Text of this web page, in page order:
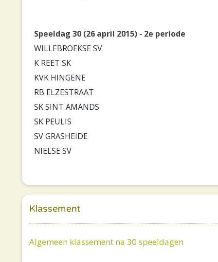
Speeldag 30 (26 april 2015) - 2e periode
WILLEBROEKSE SV
K REET SK
KVK HINGENE
RB ELZESTRAAT
SK SINT AMANDS
SK PEULIS
SV GRASHEIDE
NIELSE SV
Klassement
Algemeen klassement na 30 speeldagen